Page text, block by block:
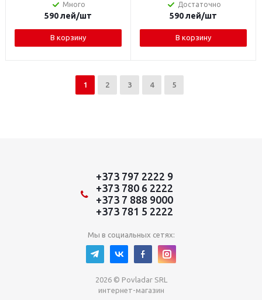
Много
590лей/шт
В корзину
Достаточно
590лей/шт
В корзину
1 2 3 4 5
+373 797 2222 9
+373 780 6 2222
+373 7 888 9000
+373 781 5 2222
Мы в социальных сетях:
2026 © Povladar SRL
интернет-магазин